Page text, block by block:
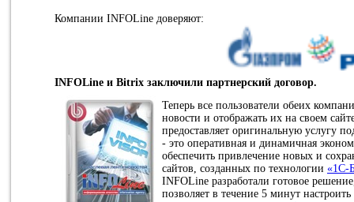
Компании INFOLine доверяют:
INFOLine и Bitrix заключили партнерский договор.
Теперь все пользователи обеих
новости и отображать их на своем
предоставляет оригинальную услугу
- это оперативная и динамичная
обеспечить привлечение новых и
сайтов, созданных по технологии «1C-
INFOLine разработали готовое
позволяет в течение 5 минут